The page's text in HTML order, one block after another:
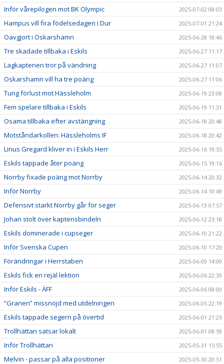
Inför vårepilogen mot BK Olympic 2025-07-02 08:03
Hampus vill fira födelsedagen i Dur 2025-07-01 21:24
Oavgjort i Oskarshamn 2025-06-28 18:46
Tre skadade tillbaka i Eskils 2025-06-27 11:17
Lagkaptenen tror på vändning 2025-06-27 11:07
Oskarshamn vill ha tre poäng 2025-06-27 11:06
Tung förlust mot Hässleholm 2025-06-19 23:08
Fem spelare tillbaka i Eskils 2025-06-19 11:31
Osama tillbaka efter avstängning 2025-06-18 20:48
Motståndarkollen: Hässleholms IF 2025-06-18 20:42
Linus Gregard kliver in i Eskils Herr 2025-06-16 19:55
Eskils tappade åter poäng 2025-06-15 19:16
Norrby fixade poäng mot Norrby 2025-06-14 20:32
Inför Norrby 2025-06-14 10:49
Defensivt starkt Norrby går för seger 2025-06-13 07:57
Johan stolt över kaptensbindeln 2025-06-12 23:18
Eskils dominerade i cupseger 2025-06-10 21:22
Inför Svenska Cupen 2025-06-10 17:20
Förändringar i Herrstaben 2025-06-09 14:00
Eskils fick en rejäl lektion 2025-06-06 22:30
Inför Eskils - ÄFF 2025-06-06 08:00
”Granen” missnöjd med utdelningen 2025-06-05 22:19
Eskils tappade segern på övertid 2025-06-01 21:25
Trollhättan satsar lokalt 2025-06-01 08:59
Inför Trollhättan 2025-05-31 15:55
Melvin - passar på alla positioner 2025-05-30 20:51